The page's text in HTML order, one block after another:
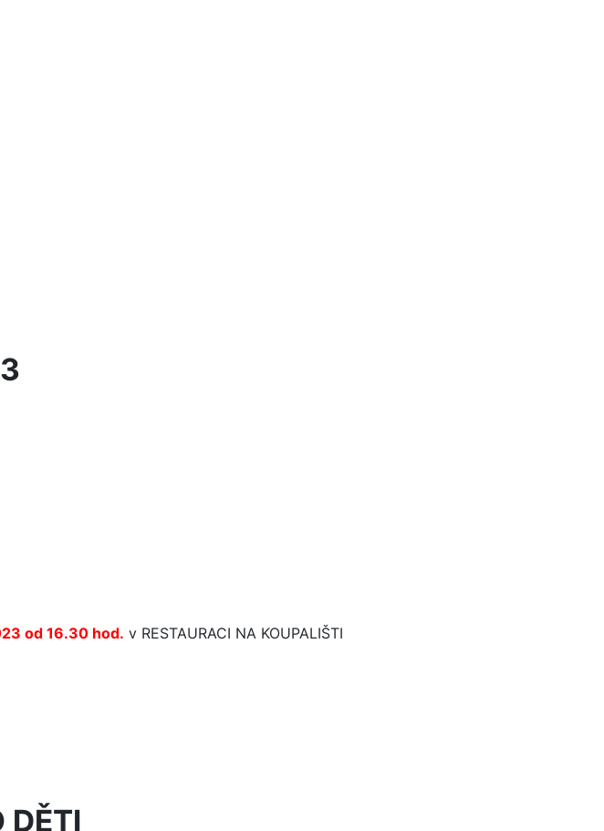
od 16.30 hod. v RESTAURACI NA KOUPALIŠTI
DĚTI